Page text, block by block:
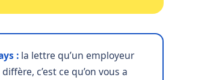
: la lettre qu’un employeur
c’est ce qu’on vous a